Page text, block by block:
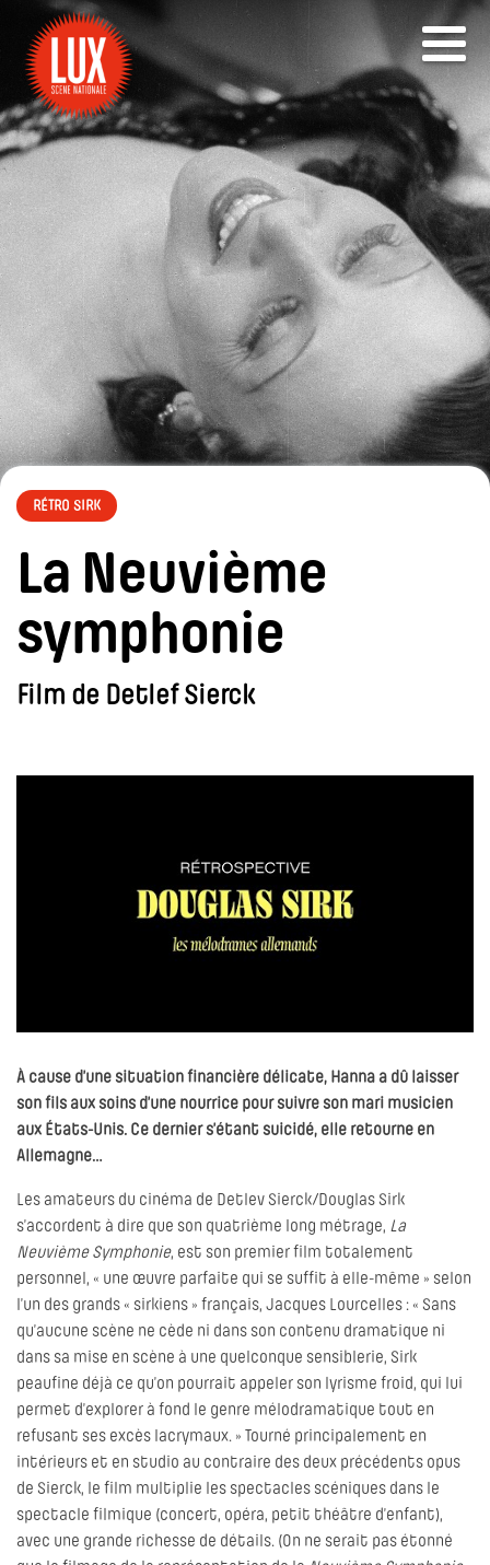
RÉTRO SIRK
La Neuvième
symphonie
Film de Detlef Sierck
À cause d’une situation financière délicate, Hanna a dû laisser
son fils aux soins d’une nourrice pour suivre son mari musicien
aux États-Unis. Ce dernier s’étant suicidé, elle retourne en
Allemagne…
Les amateurs du cinéma de Detlev Sierck/Douglas Sirk
s’accordent à dire que son quatrième long métrage, La
Neuvième Symphonie, est son premier film totalement
personnel, « une œuvre parfaite qui se suffit à elle-même » selon
l’un des grands « sirkiens » français, Jacques Lourcelles : « Sans
qu’aucune scène ne cède ni dans son contenu dramatique ni
dans sa mise en scène à une quelconque sensiblerie, Sirk
peaufine déjà ce qu’on pourrait appeler son lyrisme froid, qui lui
permet d’explorer à fond le genre mélodramatique tout en
refusant ses excès lacrymaux. » Tourné principalement en
intérieurs et en studio au contraire des deux précédents opus
de Sierck, le film multiplie les spectacles scéniques dans le
spectacle filmique (concert, opéra, petit théâtre d’enfant),
avec une grande richesse de détails. (On ne serait pas étonné